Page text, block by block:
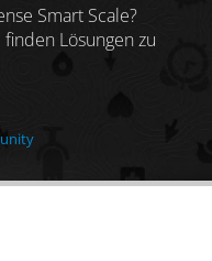
Smart Scale?
Lösungen zu